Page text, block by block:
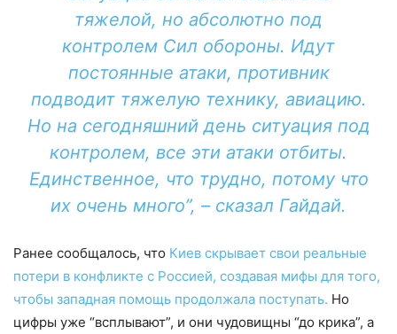
тяжелой, но абсолютно под
контролем Сил обороны. Идут
постоянные атаки, противник
подводит тяжелую технику, авиацию.
Но на сегодняшний день ситуация под
контролем, все эти атаки отбиты.
Единственное, что трудно, потому что
их очень много”, – сказал Гайдай.
Ранее сообщалось, что Киев скрывает свои реальные
потери в конфликте с Россией, создавая мифы для того,
чтобы западная помощь продолжала поступать. Но
цифры уже “всплывают”, и они чудовищны “до крика”, а